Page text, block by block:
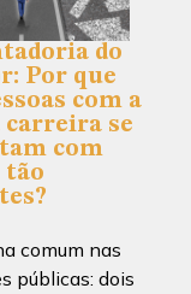
do
Por que
com a
carreira se
com
tão
comum nas
públicas: dois